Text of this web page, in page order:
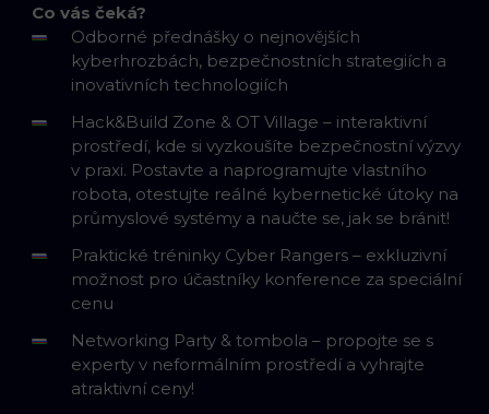
Co vás čeká?
Odborné přednášky o nejnovějších
kyberhrozbách, bezpečnostních strategiích a
inovativních technologiích
Hack&Build Zone & OT Village – interaktivní
prostředí, kde si vyzkoušíte bezpečnostní výzvy
v praxi. Postavte a naprogramujte vlastního
robota, otestujte reálné kybernetické útoky na
průmyslové systémy a naučte se, jak se bránit!
Praktické tréninky Cyber Rangers – exkluzivní
možnost pro účastníky konference za speciální
cenu
Networking Party & tombola – propojte se s
experty v neformálním prostředí a vyhrajte
atraktivní ceny!